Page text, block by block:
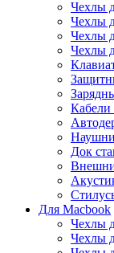
Чехлы
Чехлы
Чехлы
Чехлы
Кабели
Док
Для Macbook
Чехлы
Чехлы